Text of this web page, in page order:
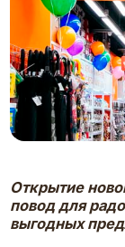
Открытие
повод для
выгодных